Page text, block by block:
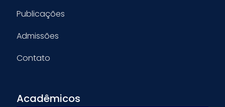
Publicações
Admissões
Contato
Acadêmicos